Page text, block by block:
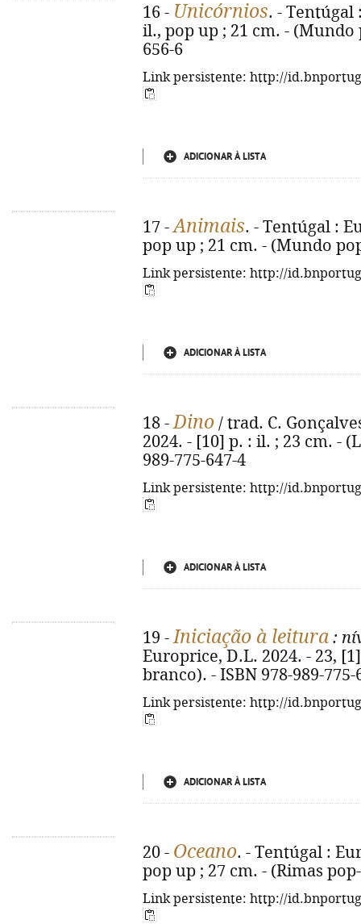
16 - Unicórnios. - Tentúgal
il., pop up ; 21 cm. - (Mundo
656-6
Link persistente: http://
ADICIONAR À LISTA
17 -Animais. - Tentúgal :
pop up ; 21 cm. - (Mundo
Link persistente: http://
ADICIONAR À LISTA
18 -Dino / trad. C.
2024. - [10] p. : il. ; 23 cm. -
989-775-647-4
Link persistente: http://
ADICIONAR À LISTA
19 -Iniciação à leitura :
Europrice, D.L. 2024. - 23,
branco). - ISBN 978-989-775-
Link persistente: http://
ADICIONAR À LISTA
20 - Oceano. - Tentúgal :
pop up ; 27 cm. - (Rimas
Link persistente: http://